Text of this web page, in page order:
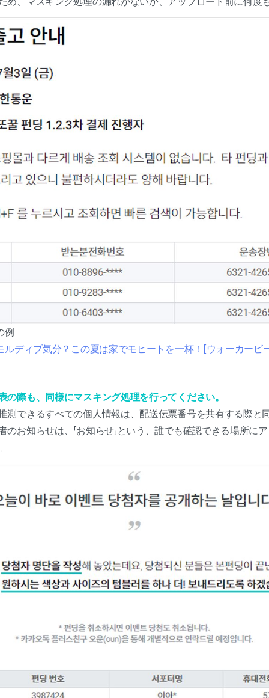
例
ルディブ気分？この夏は家でモヒートを一杯！[ウォーカービ
の際も、同様にマスキング処理を行ってください。
測できるすべての個人情報は、配送伝票番号を共有する際と
のお知らせは、「お知らせ」という、誰でも確認できる場所に